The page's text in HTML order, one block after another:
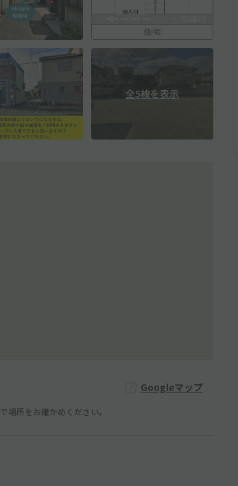
全5枚を表示
Googleマップ
所をお確かめください。